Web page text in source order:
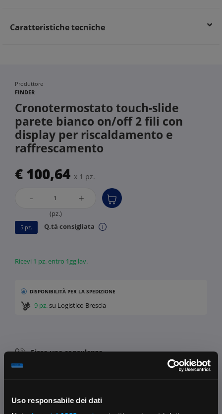
Uso responsabile dei dati
Caratteristiche tecniche
Produttore
FINDER
Cronotermostato touch-slide
parete bianco on/off 2 fili con
display per riscaldamento e
raffrescamento
€ 100,64 x 1 pz.
- +
(pz.)
5 pz. Q.tà consigliata
Ricevi 1 pz. entro 1gg lav.
DISPONIBILITÀ PER LA SPEDIZIONE
9 pz.su Logistico Brescia
Fissa una consulenza
Parla con il customer care dedicato